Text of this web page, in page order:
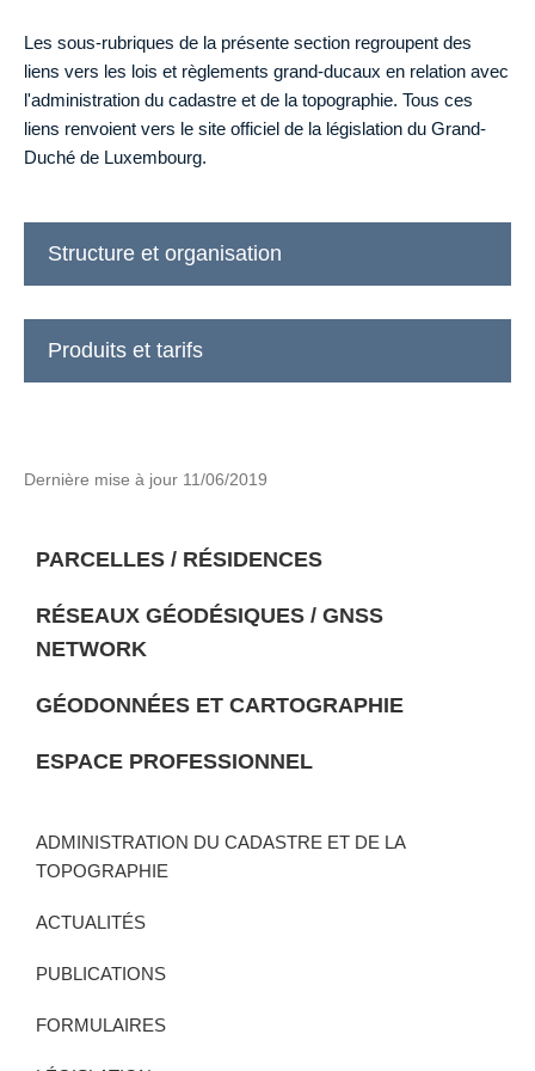
Les sous-rubriques de la présente section regroupent des
liens vers les lois et règlements grand-ducaux en relation avec
l'administration du cadastre et de la topographie. Tous ces
liens renvoient vers le site officiel de la législation du Grand-
Duché de Luxembourg.
Structure et organisation
Produits et tarifs
Dernière mise à jour 11/06/2019
MENU
DE
NAVIGATION
PARCELLES / RÉSIDENCES
RÉSEAUX GÉODÉSIQUES / GNSS
NETWORK
GÉODONNÉES ET CARTOGRAPHIE
ESPACE PROFESSIONNEL
ADMINISTRATION DU CADASTRE ET DE LA
TOPOGRAPHIE
ACTUALITÉS
PUBLICATIONS
FORMULAIRES